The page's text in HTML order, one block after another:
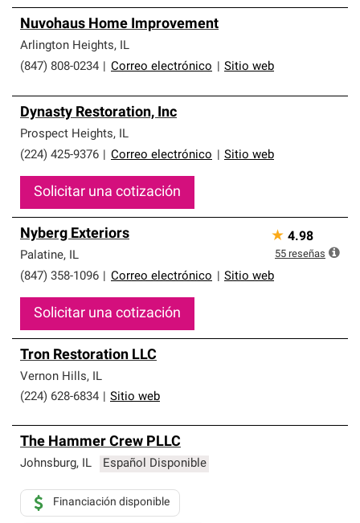
Nuvohaus Home Improvement
Arlington Heights, IL
(847) 808-0234
Correo electrónico Sitio web
Dynasty Restoration, Inc
Prospect Heights, IL
(224) 425-9376
Correo electrónico Sitio web
Solicitar una cotización
Nyberg Exteriors
Palatine, IL
(847) 358-1096
Correo electrónico Sitio web
Solicitar una cotización
★ 4.98
55 reseñas
Tron Restoration LLC
Vernon Hills, IL
(224) 628-6834
Sitio web
The Hammer Crew PLLC
Johnsburg, IL Español Disponible
Financiación disponible